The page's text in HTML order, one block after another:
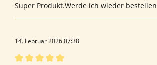
Super Produkt.Werde ich wieder bestellen
14. Februar 2026 07:38